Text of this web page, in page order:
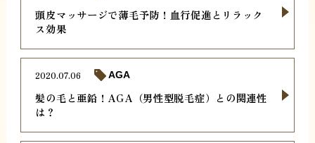
頭皮マッサージで薄毛予防！血行促進とリラック
ス効果
髪の毛と亜鉛！AGA（男性型脱毛症）との関連性
は？
2020.07.06 AGA